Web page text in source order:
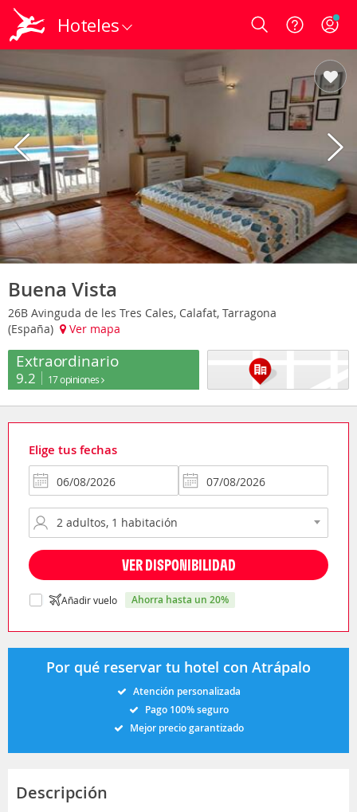
Hoteles Login
Buena Vista
26B Avinguda de les Tres Cales, Calafat, Tarragona
(España)
Ver mapa
Extraordinario
9.2 17 opiniones
Elige tus fechas
VER DISPONIBILIDAD
Añadir vuelo ahorra hasta un 20%
Por qué reservar tu hotel con Atrápalo
Atención personalizada
Pago 100% seguro
Mejor precio garantizado
Descripción